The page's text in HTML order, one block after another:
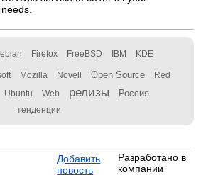
Firefox FreeBSD IBM KDE
Mozilla Novell Open Source Red
Ubuntu Web релизы Россия
тенденции
Добавить
новость
Разработано в
компании